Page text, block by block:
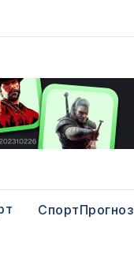
СпортПрогноз